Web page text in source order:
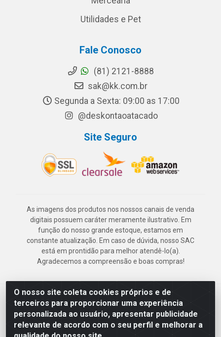
O nosso site coleta cookies próprios e de
terceiros para proporcionar uma experiência
personalizada ao usuário, apresentar publicidade
relevante de acordo com o seu perfil e melhorar a
Utilidades e Pet
Fale Conosco
(81) 2121-8888
sak@kk.com.br
Segunda a Sexta: 09:00 as 17:00
@deskontaoatacado
Site Seguro
As imagens dos produtos nos nossos canais de venda
digitais possuem caráter meramente ilustrativo. Em
função do nosso grande estoque, estamos em
constante atualização. Em caso de dúvida, nosso SAC
está em prontidão para melhor atendê-lo(a).
Agradecemos a compreensão e boas compras!
Deskontão Atacado - Av. Marechal Mascarenhas de Morais, 2471 -
Imbiribeira - Recife/PE - CEP 51.150-001 - CNPJ 24.150.377/0003-
57